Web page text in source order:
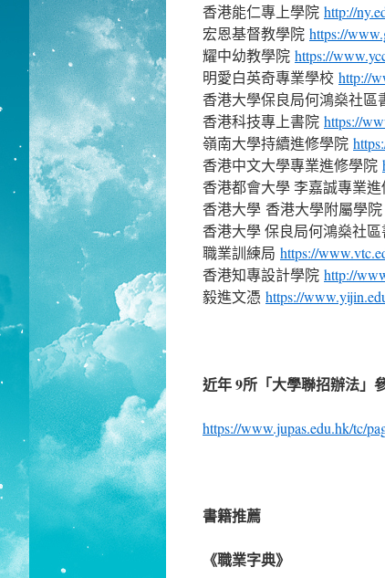
香港能仁專上學院 http://
宏恩基督教學院 https://
耀中幼教學院 https://
明愛白英奇專業學校 http://
香港大學保良局何鴻燊社區
香港科技專上書院 https://
嶺南大學持續進修學院
香港中文大學專業進修學院
香港都會大學 李嘉誠專業
香港大學 香港大學附屬學院
香港大學 保良局何鴻燊社
職業訓練局 https://
香港知專設計學院 http://
毅進文憑 https://
近年 9所「大學聯招辦法」
https://www.jupas.edu.hk/tc/
書籍推薦
《職業字典》